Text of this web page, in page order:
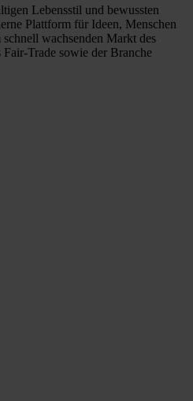
Lebensstil und bewussten
Plattform für Ideen, Menschen
wachsenden Markt des
Trade sowie der Branche